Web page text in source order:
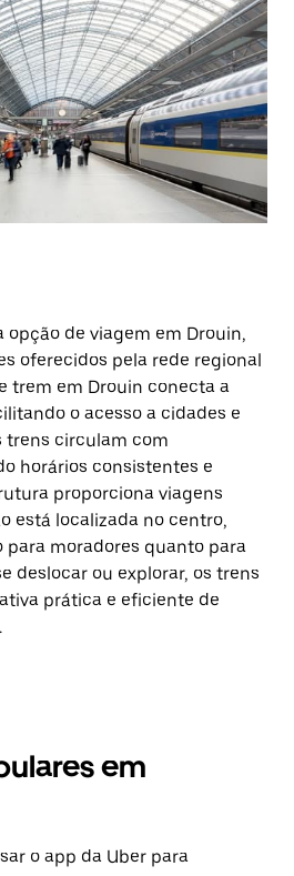
opção de viagem em Drouin,
oferecidos pela rede regional
trem em Drouin conecta a
o acesso a cidades e
trens circulam com
horários consistentes e
proporciona viagens
está localizada no centro,
para moradores quanto para
deslocar ou explorar, os trens
prática e eficiente de
em
o app da Uber para